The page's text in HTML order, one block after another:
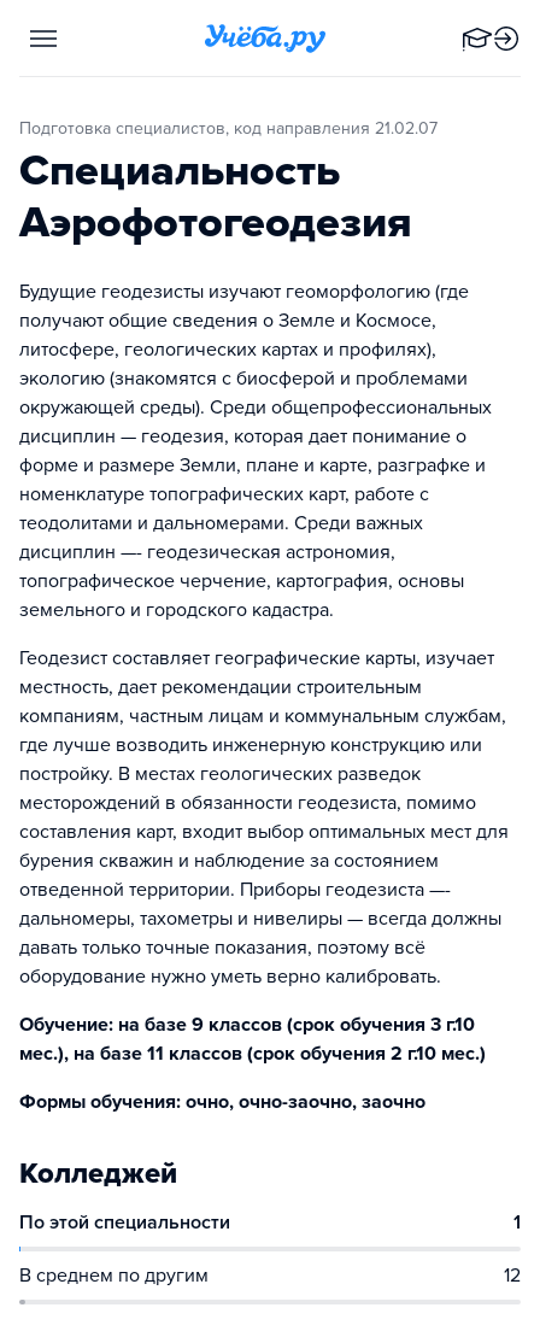
Подготовка специалистов, код направления 21.02.07
Специальность
Аэрофотогеодезия
Будущие геодезисты изучают геоморфологию (где
получают общие сведения о Земле и Космосе,
литосфере, геологических картах и профилях),
экологию (знакомятся с биосферой и проблемами
окружающей среды). Среди общепрофессиональных
дисциплин — геодезия, которая дает понимание о
форме и размере Земли, плане и карте, разграфке и
номенклатуре топографических карт, работе с
теодолитами и дальномерами. Среди важных
дисциплин —- геодезическая астрономия,
топографическое черчение, картография, основы
земельного и городского кадастра.
Геодезист составляет географические карты, изучает
местность, дает рекомендации строительным
компаниям, частным лицам и коммунальным службам,
где лучше возводить инженерную конструкцию или
постройку. В местах геологических разведок
месторождений в обязанности геодезиста, помимо
составления карт, входит выбор оптимальных мест для
бурения скважин и наблюдение за состоянием
отведенной территории. Приборы геодезиста —-
дальномеры, тахометры и нивелиры — всегда должны
давать только точные показания, поэтому всё
оборудование нужно уметь верно калибровать.
Обучение: на базе 9 классов (срок обучения 3 г.10
мес.), на базе 11 классов (срок обучения 2 г.10 мес.)
Формы обучения: очно, очно-заочно, заочно
Колледжей
По этой специальности 1
В среднем по другим 12